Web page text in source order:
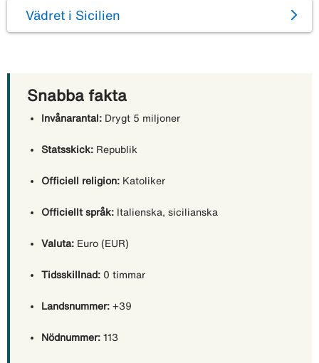
Vädret i Sicilien
Snabba fakta
Invånarantal: Drygt 5 miljoner
Statsskick: Republik
Officiell religion: Katoliker
Officiellt språk: Italienska, sicilianska
Valuta: Euro (EUR)
Tidsskillnad: 0 timmar
Landsnummer: +39
Nödnummer: 113